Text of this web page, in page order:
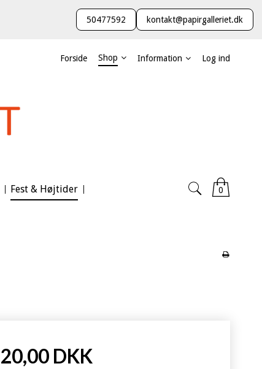
50477592 kontakt@papirgalleriet.dk
Forside Shop Information Log ind
0
Fest & Højtider
20,00 DKK